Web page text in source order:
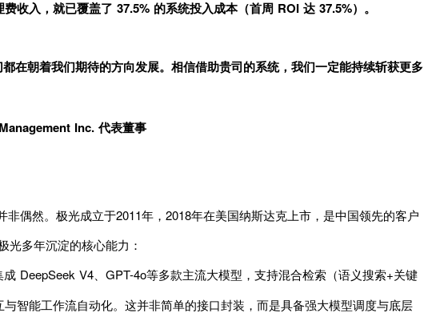
收入，就已覆盖了 37.5% 的系统投入成本（首周 ROI 达 37.5%）。
在朝着我们期待的方向发展。相信借助贵司的系统，我们一定能持续斩获更多
Inc. 代表董事
偶然。极光成立于2011年，2018年在美国纳斯达克上市，是中国领先的客户
光多年沉淀的核心能力：
成 DeepSeek V4、GPT-4o等多款主流大模型，支持混合检索（语义搜索+关键
智能工作流自动化。这并非简单的接口封装，而是具备强大模型调度与底层